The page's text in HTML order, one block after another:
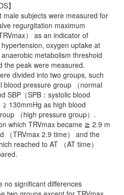
】
male subjects were measured for
regurgitation maximum
） as an indicator of
oxygen uptake at
metabolism threshold
the peak were measured.
divided into two groups, such
blood pressure group （normal
SBP（SPB：systolic blood
≧ 130mmHg as high blood
（high pressure group）.
which TRVmax became ≧ 2.9 m
（TRVmax 2.9 time） and the
reached to AT （AT time）
no significant differences